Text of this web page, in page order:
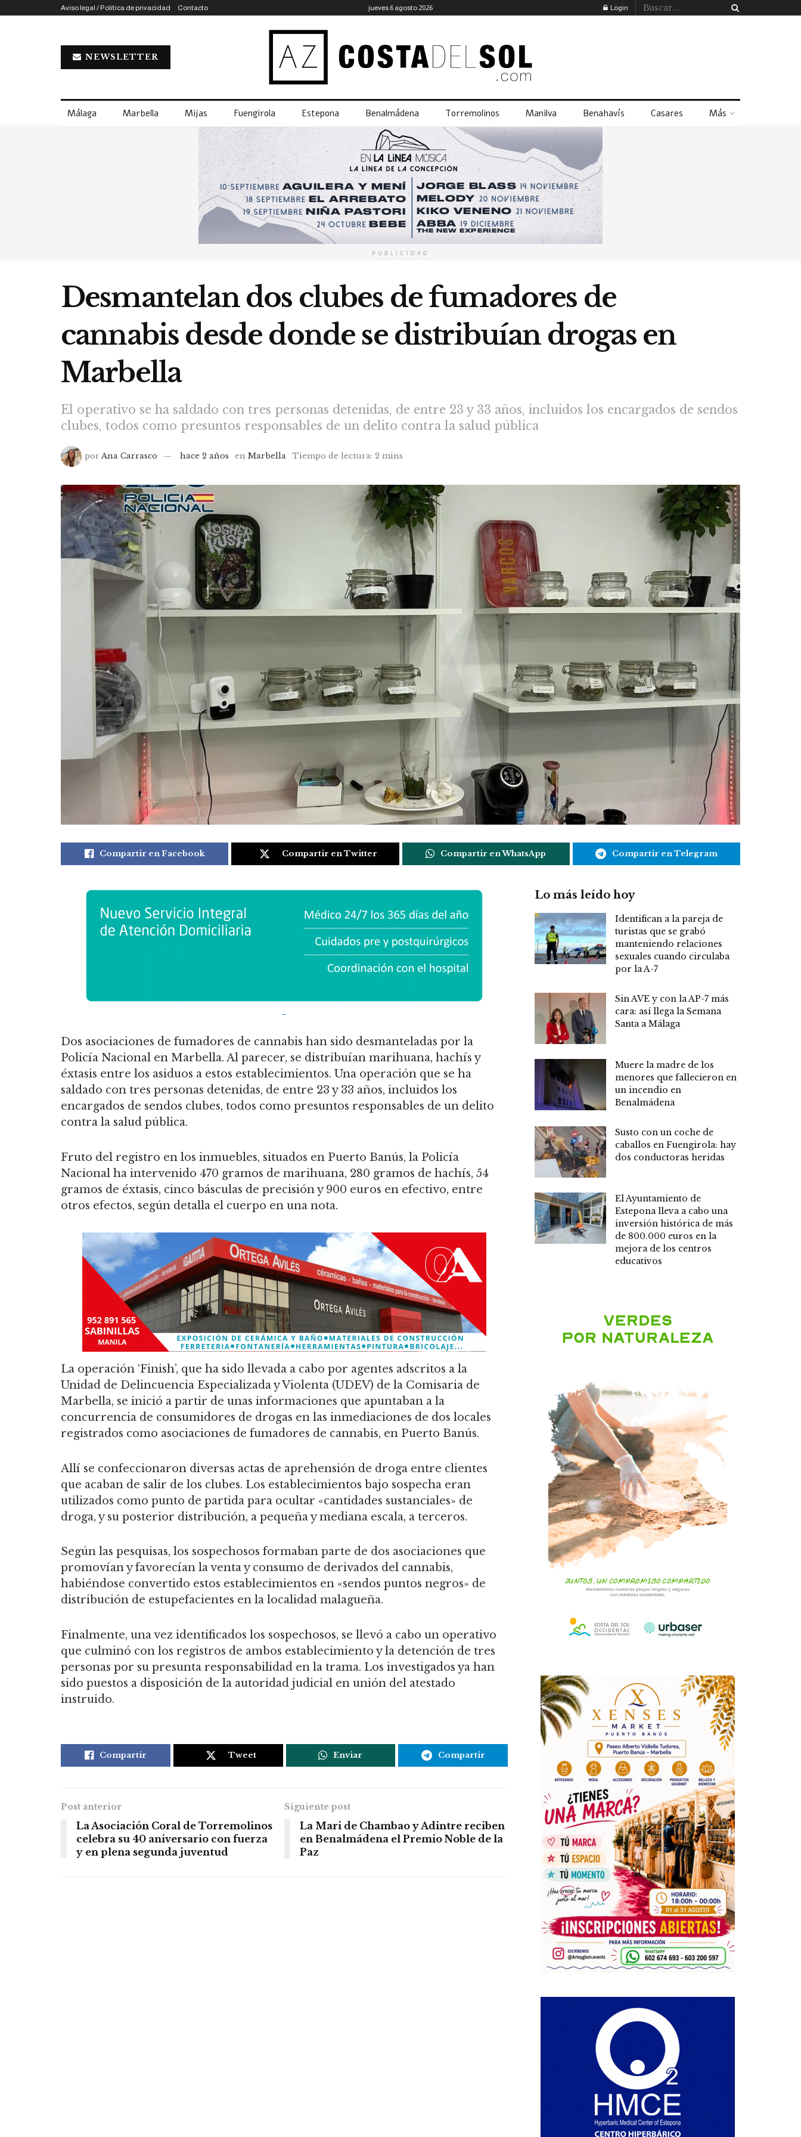
Aviso legal / Política de privacidad Contacto jueves 6 agosto 2026 Login
NEWSLETTER
Málaga Marbella Mijas Fuengirola Estepona Benalmádena Torremolinos Manilva Benahavís Casares Más
PUBLICIDAD
Desmantelan dos clubes de fumadores de
cannabis desde donde se distribuían drogas en
Marbella
El operativo se ha saldado con tres personas detenidas, de entre 23 y 33 años, incluidos los encargados de sendos
clubes, todos como presuntos responsables de un delito contra la salud pública
por Ana Carrasco hace 2 años en Marbella Tiempo de lectura: 2 mins
Compartir en Facebook Compartir en Twitter Compartir en WhatsApp Compartir en Telegram
Dos asociaciones de fumadores de cannabis han sido desmanteladas por la
Policía Nacional en Marbella. Al parecer, se distribuían marihuana, hachís y
éxtasis entre los asiduos a estos establecimientos. Una operación que se ha
saldado con tres personas detenidas, de entre 23 y 33 años, incluidos los
encargados de sendos clubes, todos como presuntos responsables de un delito
contra la salud pública.
Fruto del registro en los inmuebles, situados en Puerto Banús, la Policía
Nacional ha intervenido 470 gramos de marihuana, 280 gramos de hachís, 54
gramos de éxtasis, cinco básculas de precisión y 900 euros en efectivo, entre
otros efectos, según detalla el cuerpo en una nota.
La operación ‘Finish’, que ha sido llevada a cabo por agentes adscritos a la
Unidad de Delincuencia Especializada y Violenta (UDEV) de la Comisaria de
Marbella, se inició a partir de unas informaciones que apuntaban a la
concurrencia de consumidores de drogas en las inmediaciones de dos locales
registrados como asociaciones de fumadores de cannabis, en Puerto Banús.
Allí se confeccionaron diversas actas de aprehensión de droga entre clientes
que acaban de salir de los clubes. Los establecimientos bajo sospecha eran
utilizados como punto de partida para ocultar «cantidades sustanciales» de
droga, y su posterior distribución, a pequeña y mediana escala, a terceros.
Según las pesquisas, los sospechosos formaban parte de dos asociaciones que
promovían y favorecían la venta y consumo de derivados del cannabis,
habiéndose convertido estos establecimientos en «sendos puntos negros» de
distribución de estupefacientes en la localidad malagueña.
Finalmente, una vez identificados los sospechosos, se llevó a cabo un operativo
que culminó con los registros de ambos establecimiento y la detención de tres
personas por su presunta responsabilidad en la trama. Los investigados ya han
sido puestos a disposición de la autoridad judicial en unión del atestado
instruido.
Compartir Tweet Enviar Compartir
Post anterior
La Asociación Coral de Torremolinos
celebra su 40 aniversario con fuerza
y en plena segunda juventud
Siguiente post
La Mari de Chambao y Adintre reciben
en Benalmádena el Premio Noble de la
Paz
Lo más leído hoy
Identifican a la pareja de
turistas que se grabó
manteniendo relaciones
sexuales cuando circulaba
por la A-7
Sin AVE y con la AP-7 más
cara: así llega la Semana
Santa a Málaga
Muere la madre de los
menores que fallecieron en
un incendio en
Benalmádena
Susto con un coche de
caballos en Fuengirola: hay
dos conductoras heridas
El Ayuntamiento de
Estepona lleva a cabo una
inversión histórica de más
de 800.000 euros en la
mejora de los centros
educativos